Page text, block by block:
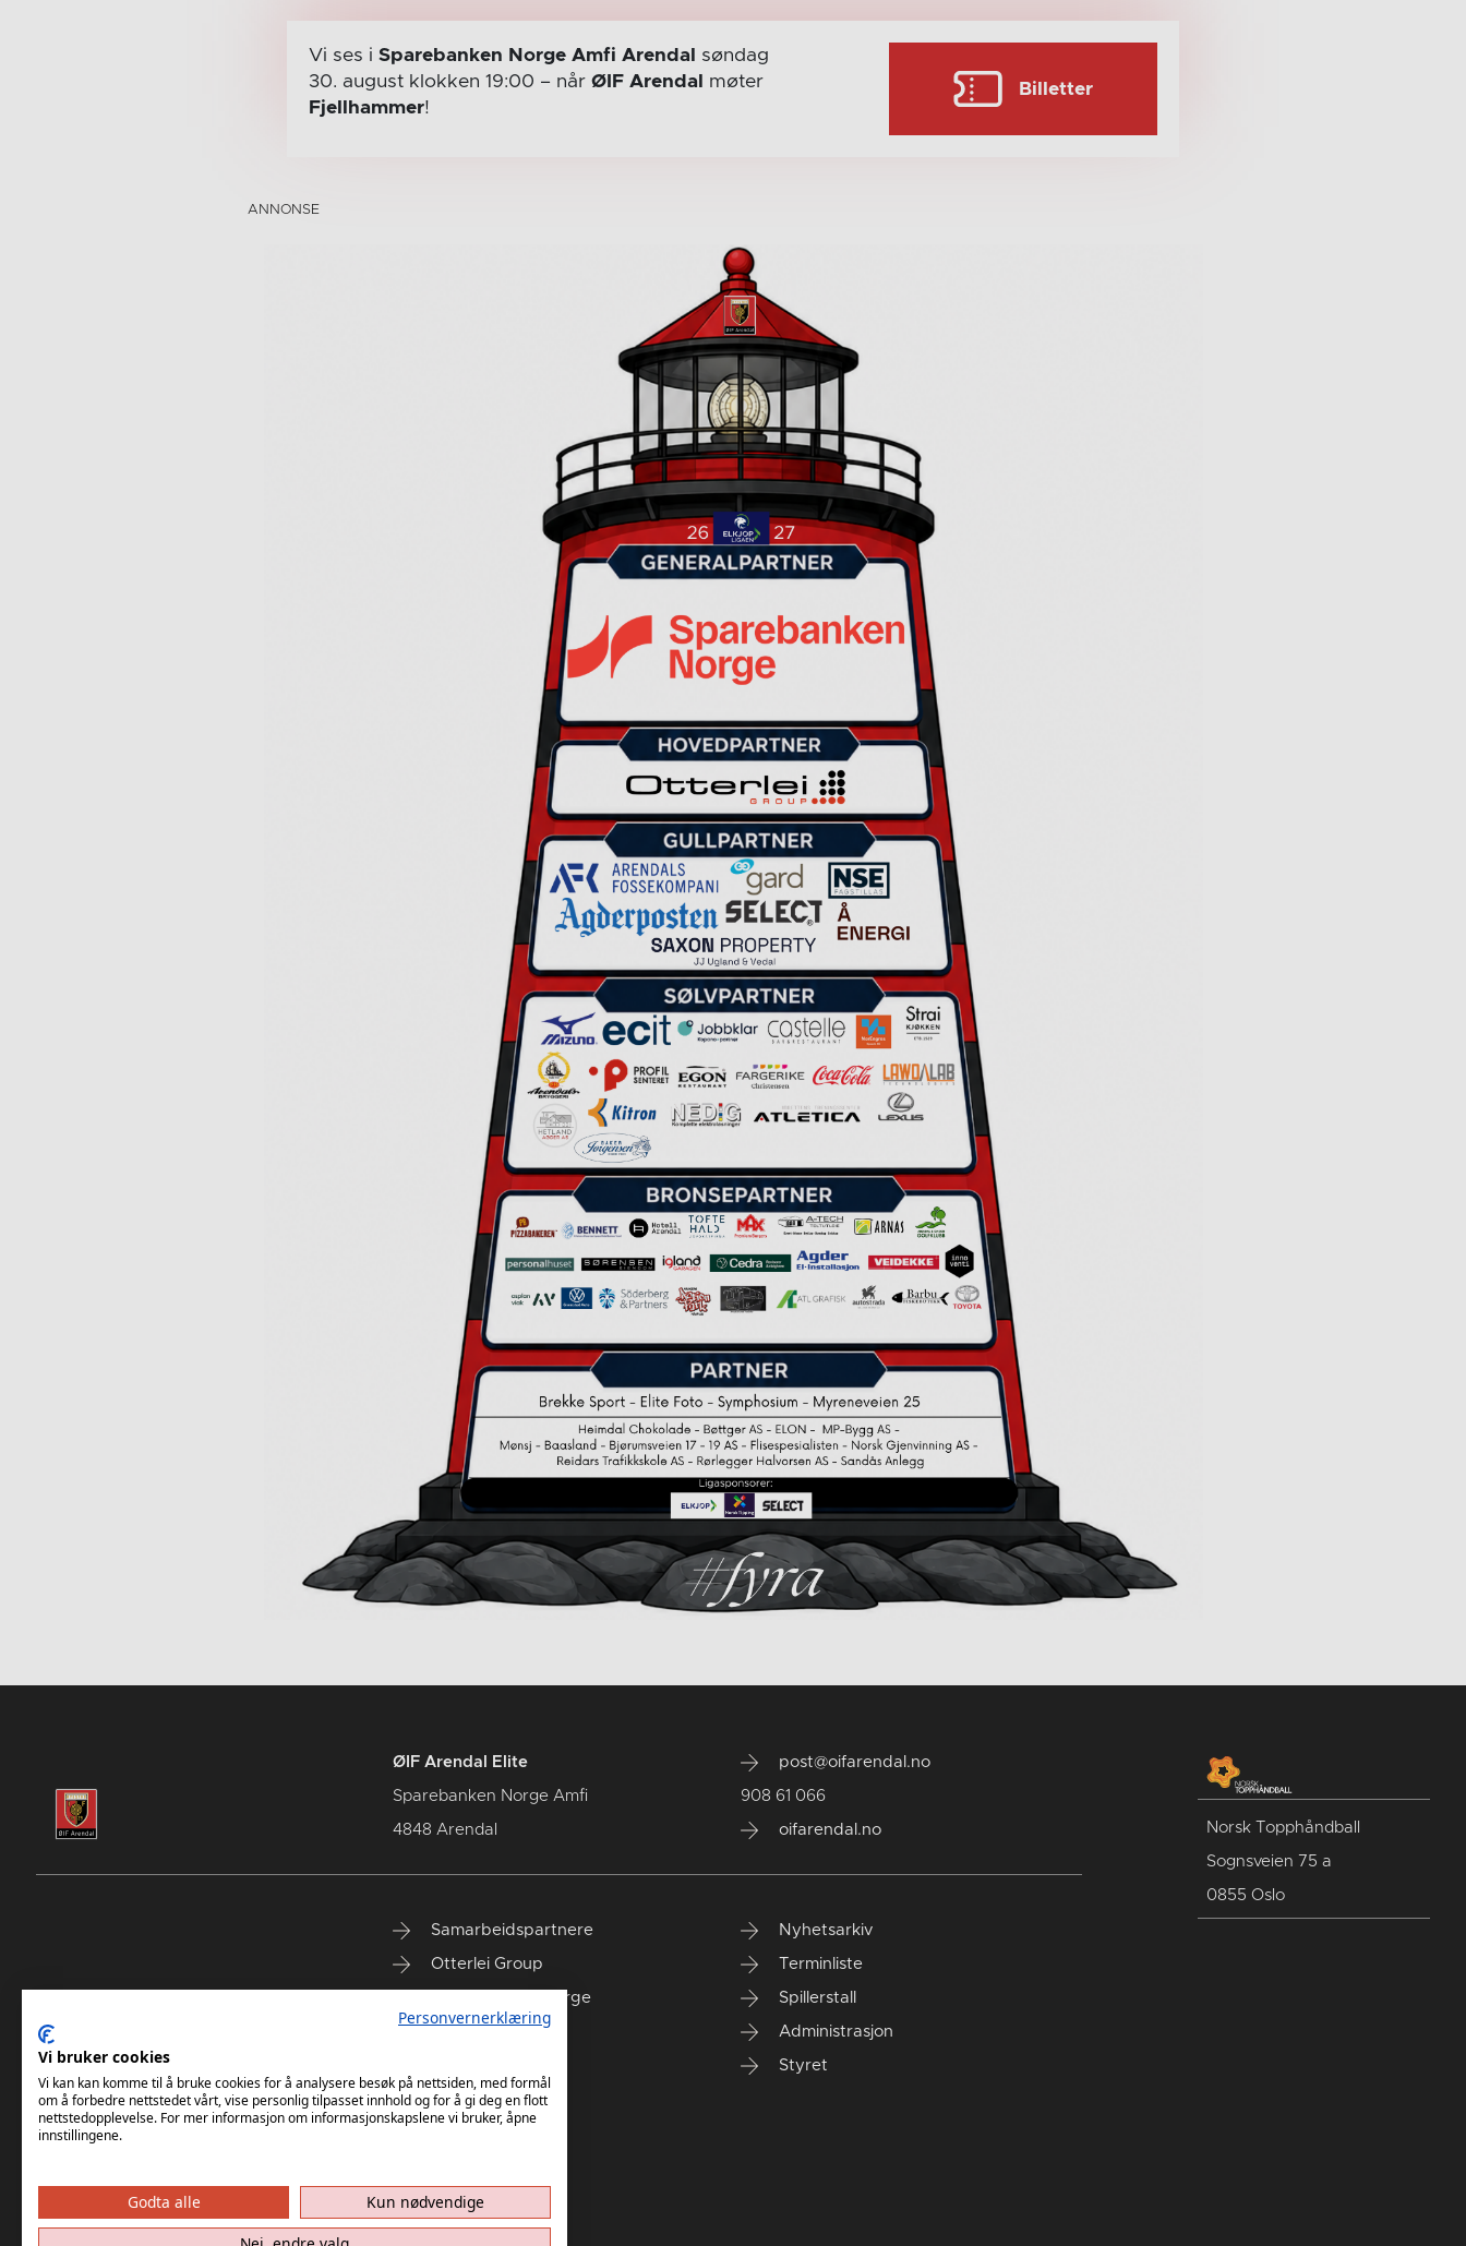
Vi ses i Sparebanken Norge Amfi Arendal
søndag
30. august klokken 19:00 – når ØIF Arendal
møter
Fjellhammer!
Billetter
ØIF Arendal Elite
Sparebanken Norge Amfi
4848 Arendal
post@oifarendal.no
908 61 066
oifarendal.no
Samarbeidspartnere
Otterlei Group
Sparebanken Norge
Select
Nyhetsarkiv
Terminliste
Spillerstall
Administrasjon
Styret
Norsk Topphåndball
Sognsveien 75 a
0855 Oslo
Personvernerklæring
Vi bruker cookies
Vi kan kan komme til å bruke cookies for å analysere besøk på nettsiden, med formål
om å forbedre nettstedet vårt, vise personlig tilpasset innhold og for å gi deg en flott
nettstedopplevelse. For mer informasjon om informasjonskapslene vi bruker, åpne
innstillingene.
Godta alle
Kun nødvendige